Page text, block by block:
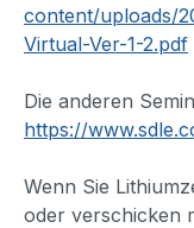
content/uploads/
Virtual-Ver-1-2.pdf
Die anderen
https://
Wenn Sie
oder verschicken